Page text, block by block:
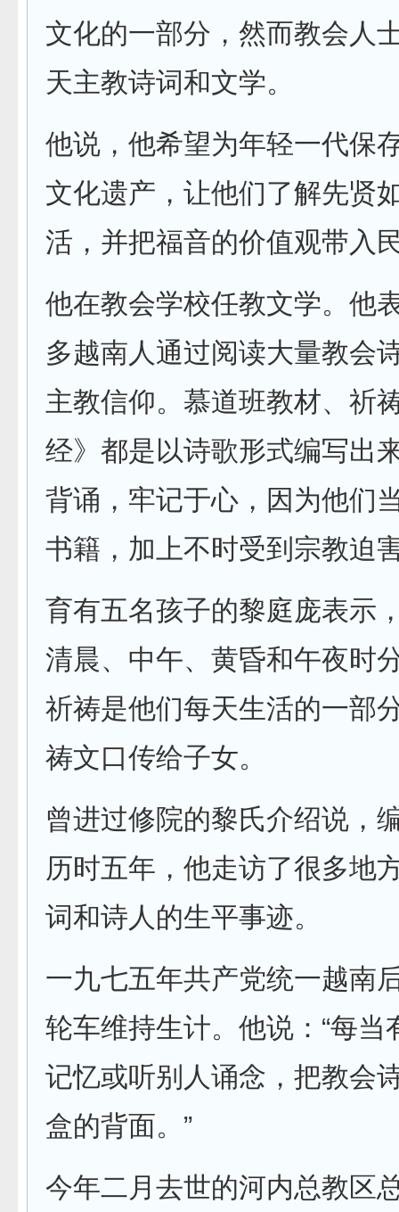
文化的一部分，然而教会人
天主教诗词和文学。
他说，他希望为年轻一代保
文化遗产，让他们了解先贤
活，并把福音的价值观带入
他在教会学校任教文学。他
多越南人通过阅读大量教会
主教信仰。慕道班教材、祈
经》都是以诗歌形式编写出
背诵，牢记于心，因为他们
书籍，加上不时受到宗教迫
育有五名孩子的黎庭庞表示
清晨、中午、黄昏和午夜时
祈祷是他们每天生活的一部
祷文口传给子女。
曾进过修院的黎氏介绍说，
历时五年，他走访了很多地
词和诗人的生平事迹。
一九七五年共产党统一越南
轮车维持生计。他说：“每当
记忆或听别人诵念，把教会
盒的背面。”
今年二月去世的河内总教区